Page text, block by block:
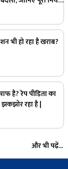
भी हो रहा है खराब?
है? रेप पीड़िता का
रहा है |
और भी पढ़ें...